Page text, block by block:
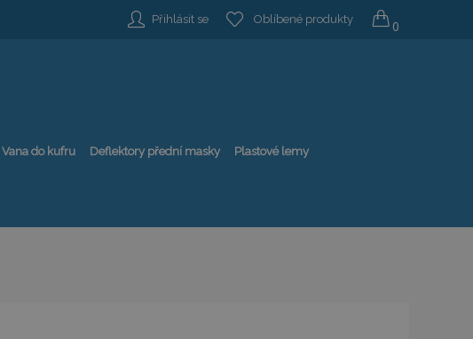
Přihlásit se Oblíbené produkty 0
Vana do kufru Deflektory přední masky Plastové lemy